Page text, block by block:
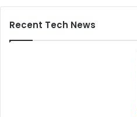
Recent Tech News